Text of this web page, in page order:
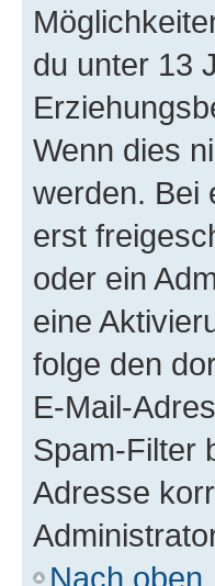
du unter 13
Wenn dies
werden. Bei
erst
oder ein
eine
folge den
E-Mail-
Spam-Filter
Adresse
Nach oben